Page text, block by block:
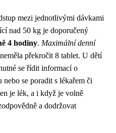
mezi jednotlivými dávkami
nad 50 kg je doporučený
4 hodiny. Maximální denní
překročit 8 tablet. U dětí
se řídit informací o
se poradit s lékařem či
je lék, a i když je volně
a dodržovat